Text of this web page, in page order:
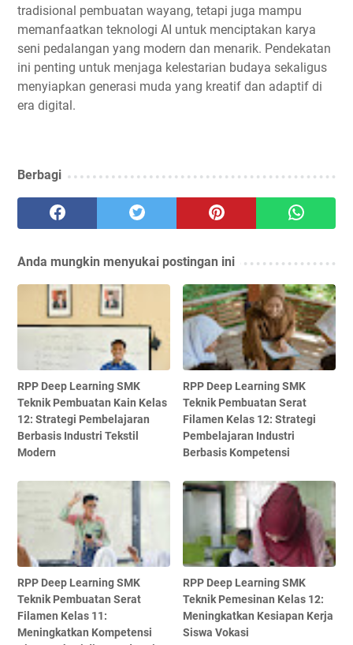
tradisional pembuatan wayang, tetapi juga mampu
memanfaatkan teknologi AI untuk menciptakan karya
seni pedalangan yang modern dan menarik. Pendekatan
ini penting untuk menjaga kelestarian budaya sekaligus
menyiapkan generasi muda yang kreatif dan adaptif di
era digital.
Berbagi
Anda mungkin menyukai postingan ini
RPP Deep Learning SMK
Teknik Pembuatan Kain Kelas
12: Strategi Pembelajaran
Berbasis Industri Tekstil
Modern
RPP Deep Learning SMK
Teknik Pembuatan Serat
Filamen Kelas 12: Strategi
Pembelajaran Industri
Berbasis Kompetensi
RPP Deep Learning SMK
Teknik Pembuatan Serat
Filamen Kelas 11:
Meningkatkan Kompetensi
RPP Deep Learning SMK
Teknik Pemesinan Kelas 12:
Meningkatkan Kesiapan Kerja
Siswa Vokasi